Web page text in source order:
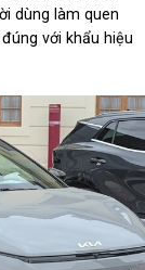
dùng làm quen
với khẩu hiệu